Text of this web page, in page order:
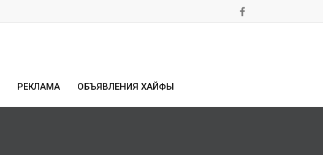
РЕКЛАМА ОБЪЯВЛЕНИЯ ХАЙФЫ